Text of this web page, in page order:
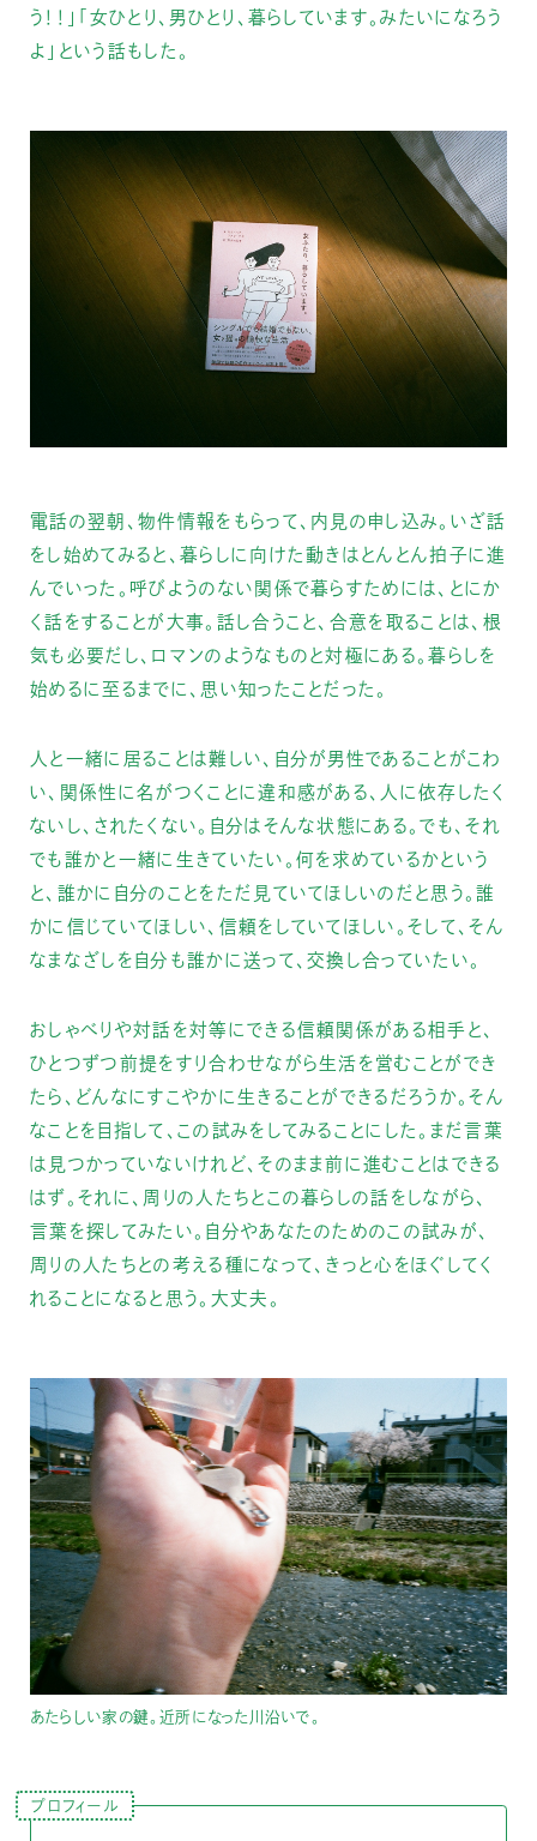
う！！」「女ひとり、男ひとり、暮らしています。みたいになろう
よ」という話もした。
電話の翌朝、物件情報をもらって、内見の申し込み。いざ話
をし始めてみると、暮らしに向けた動きはとんとん拍子に進
んでいった。呼びようのない関係で暮らすためには、とにか
く話をすることが大事。話し合うこと、合意を取ることは、根
気も必要だし、ロマンのようなものと対極にある。暮らしを
始めるに至るまでに、思い知ったことだった。
人と一緒に居ることは難しい、自分が男性であることがこわ
い、関係性に名がつくことに違和感がある、人に依存したく
ないし、されたくない。自分はそんな状態にある。でも、それ
でも誰かと一緒に生きていたい。何を求めているかという
と、誰かに自分のことをただ見ていてほしいのだと思う。誰
かに信じていてほしい、信頼をしていてほしい。そして、そん
なまなざしを自分も誰かに送って、交換し合っていたい。
おしゃべりや対話を対等にできる信頼関係がある相手と、
ひとつずつ前提をすり合わせながら生活を営むことができ
たら、どんなにすこやかに生きることができるだろうか。そん
なことを目指して、この試みをしてみることにした。まだ言葉
は見つかっていないけれど、そのまま前に進むことはできる
はず。それに、周りの人たちとこの暮らしの話をしながら、
言葉を探してみたい。自分やあなたのためのこの試みが、
周りの人たちとの考える種になって、きっと心をほぐしてく
れることになると思う。大丈夫。
あたらしい家の鍵。近所になった川沿いで。
プロフィール